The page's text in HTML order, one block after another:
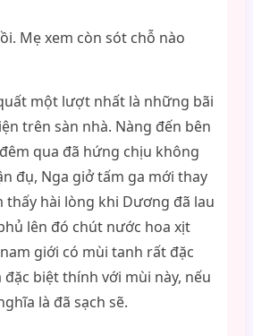
Mẹ xem còn sót chỗ nào
một lượt nhất là những bãi
trên sàn nhà. Nàng đến bên
qua đã hứng chịu không
đụ, Nga giở tấm ga mới thay
thấy hài lòng khi Dương đã lau
lên đó chút nước hoa xịt
giới có mùi tanh rất đặc
biệt thính với mùi này, nếu
là đã sạch sẽ.